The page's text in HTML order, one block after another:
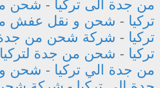
من جدة الى تركيا - شحن
تركيا - شحن و نقل عفش
تركيا - شركة شحن من
تركيا - شحن من جدة لتركيا
من جدة الي تركيا - شحن